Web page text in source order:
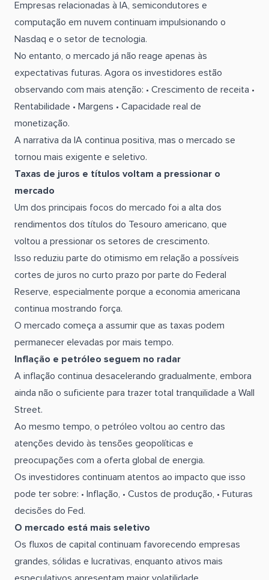
Empresas relacionadas à IA, semicondutores e
computação em nuvem continuam impulsionando o
Nasdaq e o setor de tecnologia.
No entanto, o mercado já não reage apenas às
expectativas futuras. Agora os investidores estão
observando com mais atenção: • Crescimento de receita •
Rentabilidade • Margens • Capacidade real de
monetização.
A narrativa da IA continua positiva, mas o mercado se
tornou mais exigente e seletivo.
Taxas de juros e títulos voltam a pressionar o
mercado
Um dos principais focos do mercado foi a alta dos
rendimentos dos títulos do Tesouro americano, que
voltou a pressionar os setores de crescimento.
Isso reduziu parte do otimismo em relação a possíveis
cortes de juros no curto prazo por parte do Federal
Reserve, especialmente porque a economia americana
continua mostrando força.
O mercado começa a assumir que as taxas podem
permanecer elevadas por mais tempo.
Inflação e petróleo seguem no radar
A inflação continua desacelerando gradualmente, embora
ainda não o suficiente para trazer total tranquilidade a Wall
Street.
Ao mesmo tempo, o petróleo voltou ao centro das
atenções devido às tensões geopolíticas e
preocupações com a oferta global de energia.
Os investidores continuam atentos ao impacto que isso
pode ter sobre: • Inflação, • Custos de produção, • Futuras
decisões do Fed.
O mercado está mais seletivo
Os fluxos de capital continuam favorecendo empresas
grandes, sólidas e lucrativas, enquanto ativos mais